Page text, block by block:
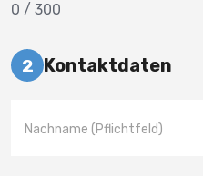
0 / 300
2 Kontaktdaten